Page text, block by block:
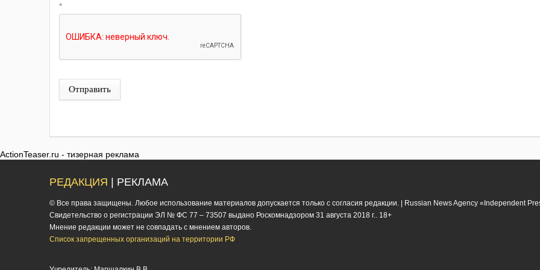
*
Отправить
ActionTeaser.ru - тизерная реклама
РЕДАКЦИЯ | РЕКЛАМА
© Все права защищены. Любое использование материалов допускается только с согласия редакции. | Russian News Agency «Independent
Cвидетельство о регистрации ЭЛ № ФС 77 – 73507 выдано Роскомнадзором 31 августа 2018 г.. 18+
Мнение редакции может не совпадать с мнением авторов.
Список запрещенных организаций на территории РФ